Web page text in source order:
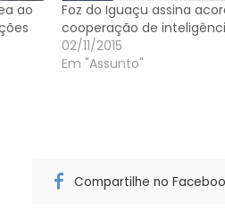
ao
Foz do Iguaçu assina
cooperação de
02/11/2015
Em "Assunto"
Compartilhe no